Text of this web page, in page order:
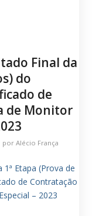
Final da
do
de
de Monitor
por Alécio França
Etapa (Prova de
de Contratação
– 2023